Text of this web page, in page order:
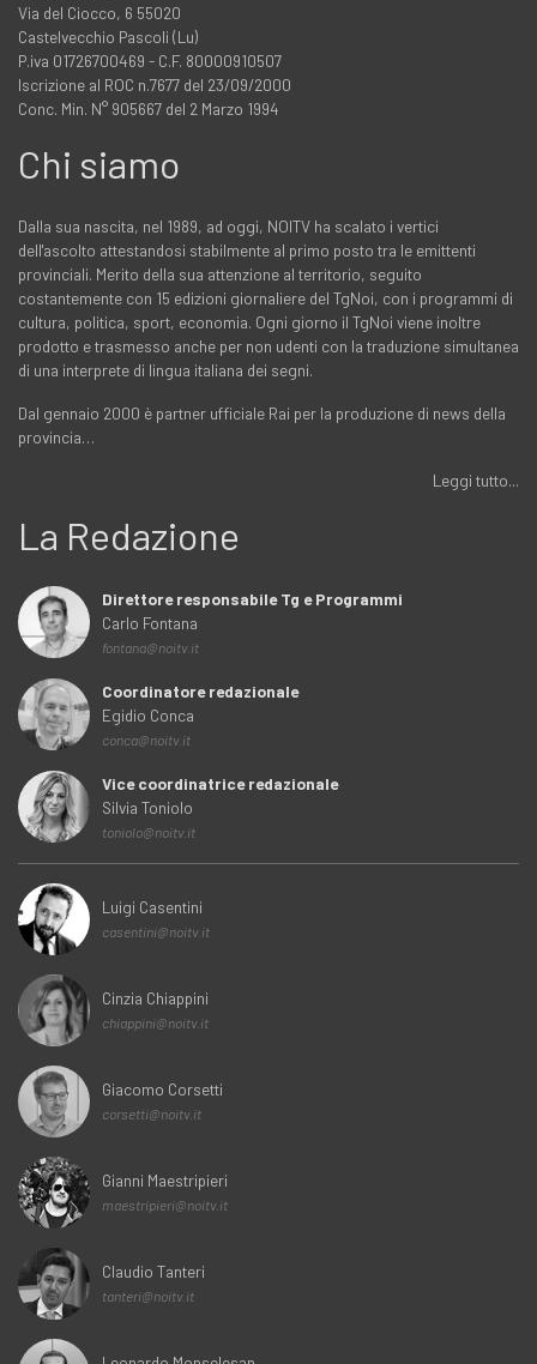
Via del Ciocco, 6 55020
Castelvecchio Pascoli (Lu)
P.iva 01726700469 - C.F. 80000910507
Iscrizione al ROC n.7677 del 23/09/2000
Conc. Min. N° 905667 del 2 Marzo 1994
Chi siamo
Dalla sua nascita, nel 1989, ad oggi, NOITV ha scalato i vertici
dell'ascolto attestandosi stabilmente al primo posto tra le emittenti
provinciali. Merito della sua attenzione al territorio, seguito
costantemente con 15 edizioni giornaliere del TgNoi, con i programmi di
cultura, politica, sport, economia. Ogni giorno il TgNoi viene inoltre
prodotto e trasmesso anche per non udenti con la traduzione simultanea
di una interprete di lingua italiana dei segni.
Dal gennaio 2000 è partner ufficiale Rai per la produzione di news della
provincia…
Leggi tutto...
La Redazione
Direttore responsabile Tg e Programmi
Carlo Fontana
fontana@noitv.it
Coordinatore redazionale
Egidio Conca
conca@noitv.it
Vice coordinatrice redazionale
Silvia Toniolo
toniolo@noitv.it
Luigi Casentini
casentini@noitv.it
Cinzia Chiappini
chiappini@noitv.it
Giacomo Corsetti
corsetti@noitv.it
Gianni Maestripieri
maestripieri@noitv.it
Claudio Tanteri
tanteri@noitv.it